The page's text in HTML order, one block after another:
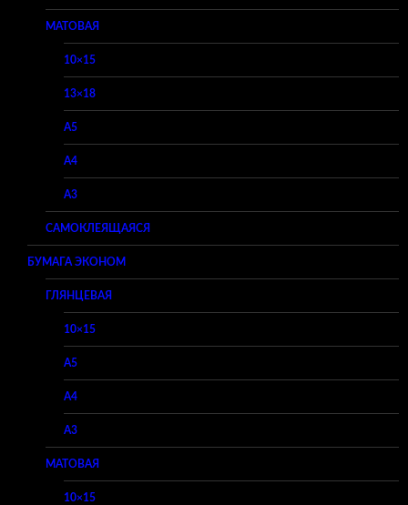
МАТОВАЯ
10×15
13×18
A5
A4
A3
САМОКЛЕЯЩАЯСЯ
БУМАГА ЭКОНОМ
ГЛЯНЦЕВАЯ
10×15
A5
A4
A3
МАТОВАЯ
10×15